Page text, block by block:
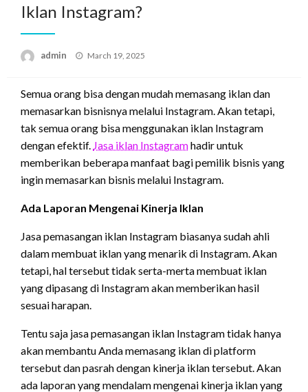
Iklan Instagram?
admin
Posted
March 19, 2025
Semua orang bisa dengan mudah memasang iklan dan
memasarkan bisnisnya melalui Instagram. Akan tetapi,
tak semua orang bisa menggunakan iklan Instagram
dengan efektif. Jasa iklan Instagramhadir untuk
memberikan beberapa manfaat bagi pemilik bisnis yang
ingin memasarkan bisnis melalui Instagram.
Ada Laporan Mengenai Kinerja Iklan
Jasa pemasangan iklan Instagram biasanya sudah ahli
dalam membuat iklan yang menarik di Instagram. Akan
tetapi, hal tersebut tidak serta-merta membuat iklan
yang dipasang di Instagram akan memberikan hasil
sesuai harapan.
Tentu saja jasa pemasangan iklan Instagram tidak hanya
akan membantu Anda memasang iklan di platform
tersebut dan pasrah dengan kinerja iklan tersebut. Akan
ada laporan yang mendalam mengenai kinerja iklan yang